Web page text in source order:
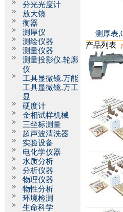
分光光度计
放大镜
衡器
测厚仪
测绘仪器
测量仪器
测量投影仪.轮廓
仪
工具显微镜.万能
工具显微镜.万工
显
硬度计
金相试样机械
三坐标测量
超声波清洗器
实验设备
电化学仪器
水质分析
分析仪器
物理仪器
物性分析
环境检测
生命科学
测厚表
产品列表